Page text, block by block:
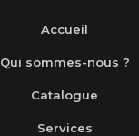
Accueil
Qui sommes-nous ?
Catalogue
Services